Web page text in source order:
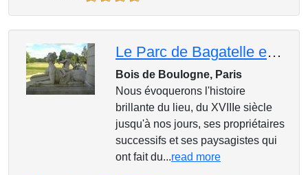
Le Parc de Bagatelle et la " Folie d'Artois"
Bois de Boulogne, Paris
Nous évoquerons l'histoire
brillante du lieu, du XVIIIe siècle
jusqu'à nos jours, ses propriétaires
successifs et ses paysagistes qui
ont fait du...read more